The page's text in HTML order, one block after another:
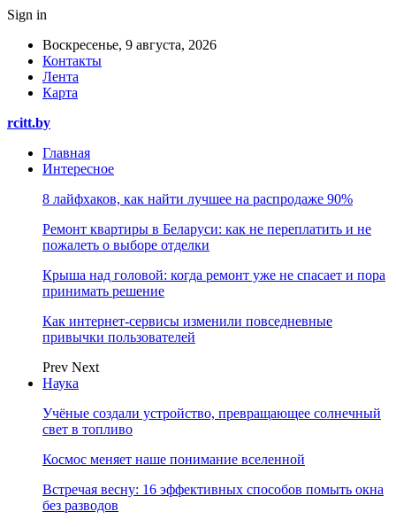
Sign in
Воскресенье, 9 августа, 2026
Контакты
Лента
Карта
rcitt.by
Главная
Интересное
8 лайфхаков, как найти лучшее на распродаже 90%
Ремонт квартиры в Беларуси: как не переплатить и не
пожалеть о выборе отделки
Крыша над головой: когда ремонт уже не спасает и пора
принимать решение
Как интернет-сервисы изменили повседневные
привычки пользователей
Prev Next
Наука
Учёные создали устройство, превращающее солнечный
свет в топливо
Космос меняет наше понимание вселенной
Встречая весну: 16 эффективных способов помыть окна
без разводов